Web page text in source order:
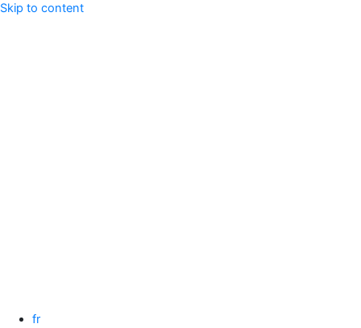
Skip to content
fr